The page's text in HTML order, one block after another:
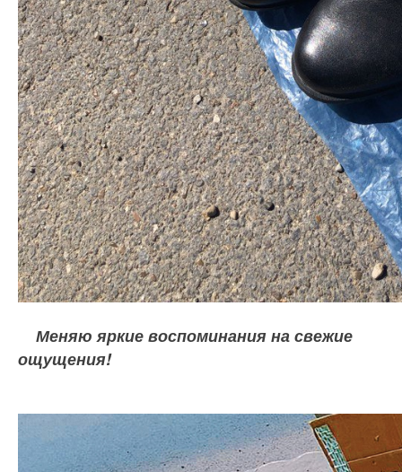
Меняю яркие воспоминания на свежие
ощущения!